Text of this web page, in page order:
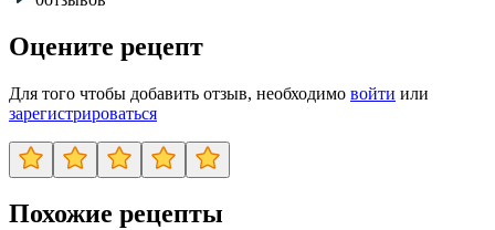
Оцените рецепт
Для того чтобы добавить отзыв, необходимо войти или
зарегистрироваться
Похожие рецепты